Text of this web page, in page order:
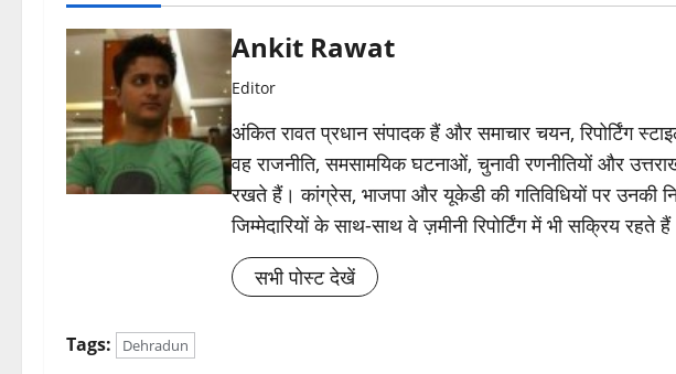
Ankit Rawat
Editor
अंकित रावत प्रधान संपादक हैं और समाचार चयन, रिपोर्टिंग
वह राजनीति, समसामयिक घटनाओं, चुनावी रणनीतियों और
रखते हैं। कांग्रेस, भाजपा और यूकेडी की गतिविधियों पर उनकी
जिम्मेदारियों के साथ-साथ वे ज़मीनी रिपोर्टिंग में भी सक्रिय रहते
सभी पोस्ट देखें
Tags: Dehradun